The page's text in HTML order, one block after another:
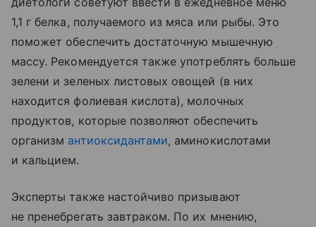
1,1 г белка, получаемого из мяса или рыбы. Это
поможет обеспечить достаточную мышечную
массу. Рекомендуется также употреблять больше
зелени и зеленых листовых овощей (в них
находится фолиевая кислота), молочных
продуктов, которые позволяют обеспечить
организм антиоксидантами, аминокислотами
и кальцием.
Эксперты также настойчиво призывают
не пренебрегать завтраком. По их мнению,